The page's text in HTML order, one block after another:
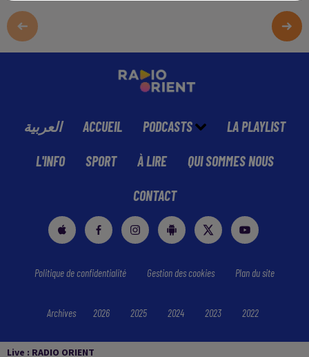
Live : RADIO ORIENT
العربية ACCUEIL PODCASTS LA PLAYLIST
L'INFO SPORT À LIRE QUI SOMMES NOUS
CONTACT
Politique de confidentialité Gestion des cookies Plan du site
Archives 2026 2025 2024 2023 2022